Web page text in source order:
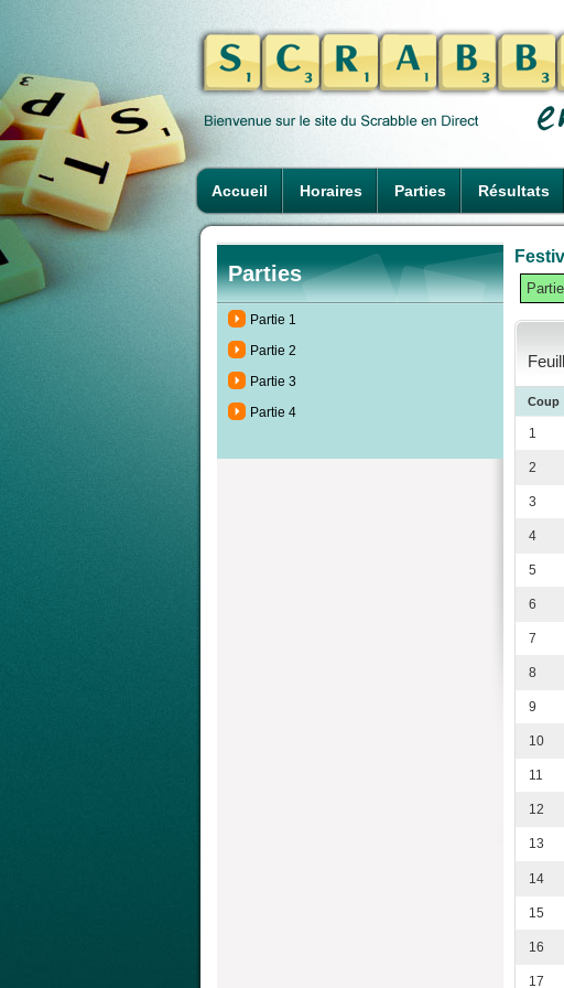
Accueil Horaires Parties Résultats
Parties
Partie 1
Partie 2
Partie 3
Partie 4
Coup
1
2
3
4
5
6
7
8
9
10
11
12
13
14
15
16
17